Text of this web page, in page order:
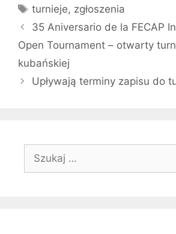
Tagi
turnieje, zgłoszenia
35 Aniversario de la FECAP
Open Tournament – otwarty
kubańskiej
Upływają terminy zapisu do
Szukaj: